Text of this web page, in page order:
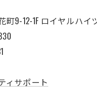
9-12-1F ロイヤルハイ
ィサポート